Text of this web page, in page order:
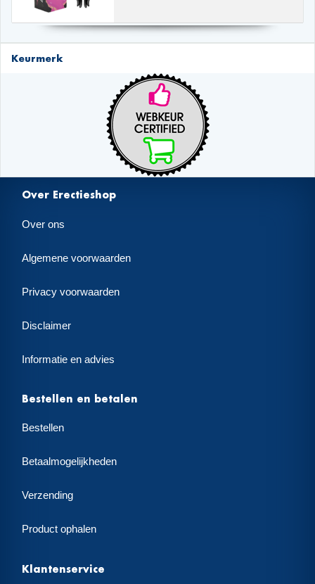
Keurmerk
Over Erectieshop
Over ons
Algemene voorwaarden
Privacy voorwaarden
Disclaimer
Informatie en advies
Bestellen en betalen
Bestellen
Betaalmogelijkheden
Verzending
Product ophalen
Klantenservice